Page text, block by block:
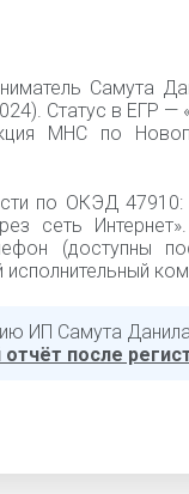
Самута
Статус в ЕГР —
МНС по
по ОКЭД 47910:
сеть
(доступны
ИП Самута
после